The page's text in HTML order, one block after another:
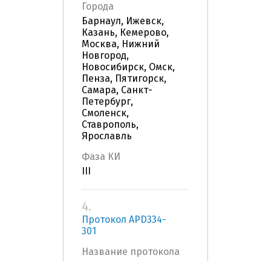
Города
Барнаул, Ижевск,
Казань, Кемерово,
Москва, Нижний
Новгород,
Новосибирск, Омск,
Пенза, Пятигорск,
Самара, Санкт-
Петербург,
Смоленск,
Ставрополь,
Ярославль
Фаза КИ
4.
Протокол APD334-
301
Название протокола